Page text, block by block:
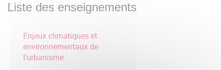
Liste des enseignements
Enjeux climatiques et
environnementaux de
l'urbanisme